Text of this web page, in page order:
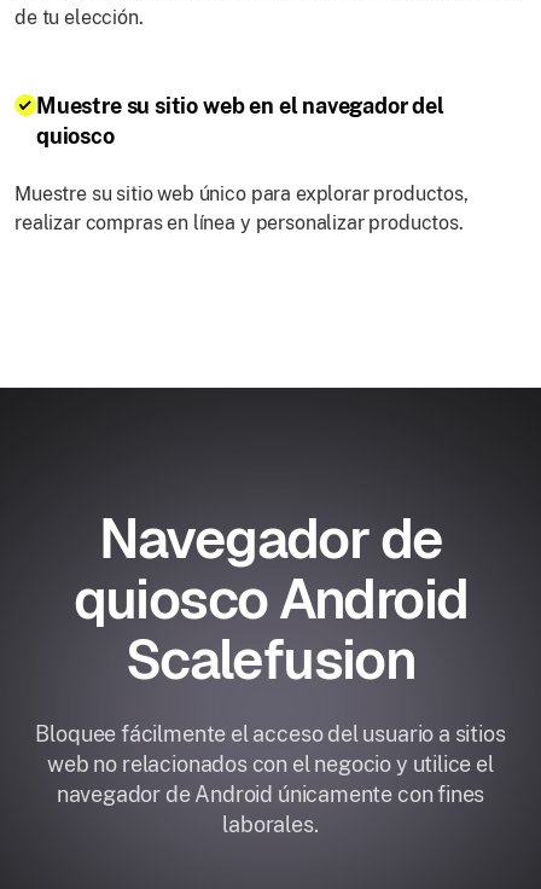
de tu elección.
Muestre su sitio web en el navegador del
quiosco
Muestre su sitio web único para explorar productos,
realizar compras en línea y personalizar productos.
Navegador de
quiosco Android
Scalefusion
Bloquee fácilmente el acceso del usuario a sitios
web no relacionados con el negocio y utilice el
navegador de Android únicamente con fines
laborales.